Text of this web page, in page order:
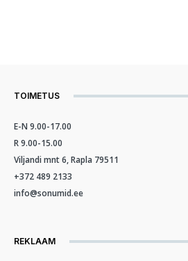
TOIMETUS
E-N 9.00-17.00
R 9.00-15.00
Viljandi mnt 6, Rapla 79511
+372 489 2133
info@sonumid.ee
REKLAAM